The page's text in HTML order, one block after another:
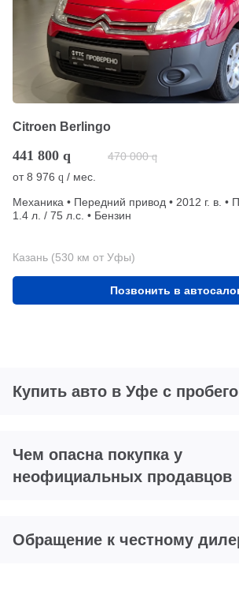
Citroen Berlingo
441 800 q 470 000 q
от8 976 q / мес.
Механика • Передний привод • 2012 г. в. •
1.4 л. / 75 л.с. • Бензин
Казань (530 км от Уфы)
Позвонить в
Купить авто в Уфе с
Чем опасна покупка у
неофициальных продавцов
Обращение к честному